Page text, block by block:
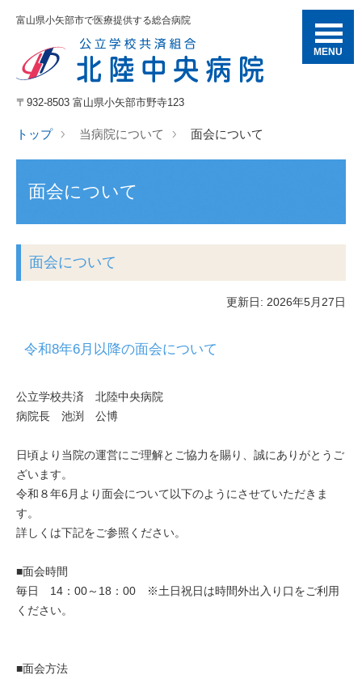
富山県小矢部市で医療提供する総合病院
MENU
〒932-8503 富山県小矢部市野寺123
トップ 当病院について 面会について
面会について
面会について
更新日: 2026年5月27日
令和8年6月以降の面会について
公立学校共済 北陸中央病院
病院長 池渕 公博
日頃より当院の運営にご理解とご協力を賜り、誠にありがとうご
ざいます。
令和８年6月より面会について以下のようにさせていただきま
す。
詳しくは下記をご参照ください。
■面会時間
毎日 14：00～18：00 ※土日祝日は時間外出入り口をご利用
ください。
■面会方法